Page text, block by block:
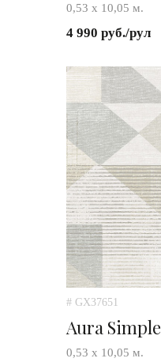
0,53 х 10,05 м.
4 990 руб./рул
# GX37651
Aura Simple
0,53 х 10,05 м.